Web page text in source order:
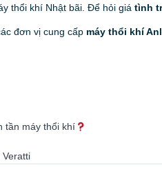
thổi khí Nhật bãi. Để hỏi giá tình
đơn vị cung cấp máy thổi khí
tần máy thổi khí